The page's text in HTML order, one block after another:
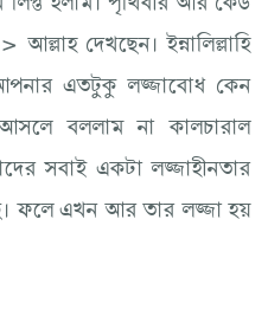
দেখছেন। ইন্নালিল্লাহি
আপনার এতটুকু লজ্জাবোধ কেন
বললাম না কালচারাল
সবাই একটা লজ্জাহীনতার
ফলে এখন আর তার লজ্জা হয়